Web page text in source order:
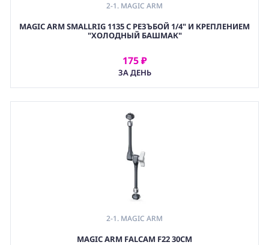
2-1. MAGIC ARM
4-1B. ВИДЕОСЕНДЕРЫ 一 АКСЕССУАРЫ
MAGIC ARM SMALLRIG 1135 С РЕЗЪБОЙ 1/4" И КРЕПЛЕНИЕМ
"ХОЛОДНЫЙ БАШМАК"
175 ₽
ЗА ДЕНЬ
АРЕНДОВАТЬ
2-1. MAGIC ARM
2. ШАРНИРНЫЙ КРЕПЕЖ (ARTICULATING ARM)
MAGIC ARM FALCAM F22 30CM